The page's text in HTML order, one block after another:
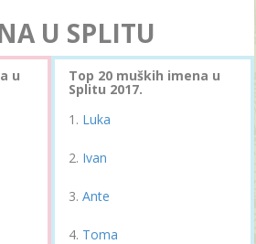
U SPLITU
u Top 20 muških imena u
Splitu 2017.
Luka
Ivan
Ante
Toma